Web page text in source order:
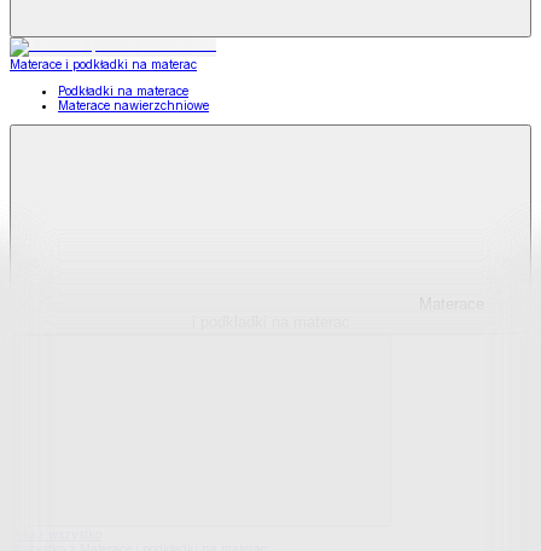
Materace i podkładki na materac
Podkładki na materace
Materace nawierzchniowe